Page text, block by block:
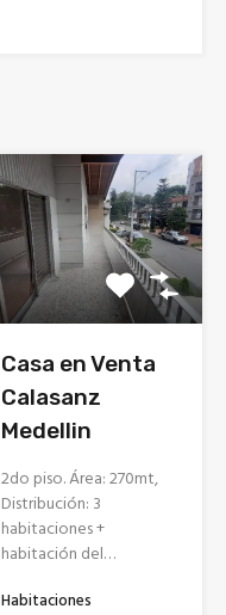
Casa en Venta
Calasanz
Medellin
2do piso. Área: 270mt,
Distribución: 3
habitaciones +
habitación del…
Habitaciones